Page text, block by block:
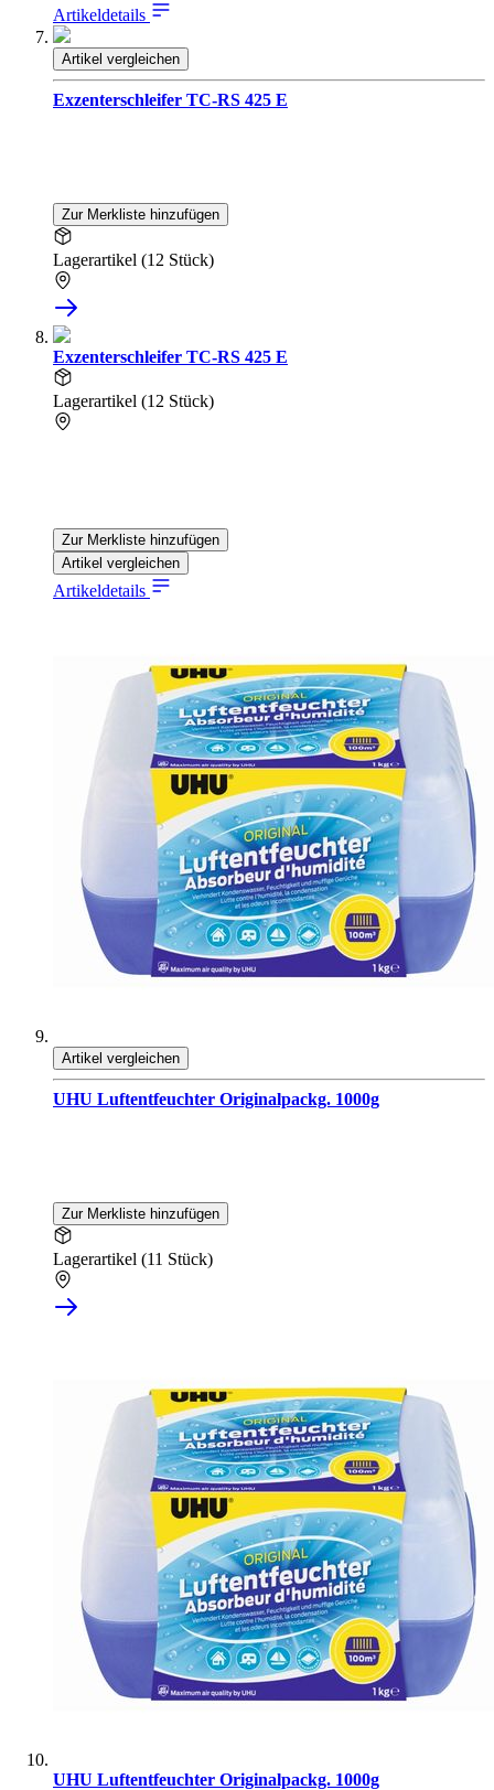
Artikeldetails
Artikel vergleichen
Exzenterschleifer TC-RS 425 E
Zur Merkliste hinzufügen
Lagerartikel (12 Stück)
Exzenterschleifer TC-RS 425 E
Lagerartikel (12 Stück)
Zur Merkliste hinzufügen
Artikel vergleichen
Artikeldetails
Artikel vergleichen
UHU Luftentfeuchter Originalpackg. 1000g
Zur Merkliste hinzufügen
Lagerartikel (11 Stück)
UHU Luftentfeuchter Originalpackg. 1000g